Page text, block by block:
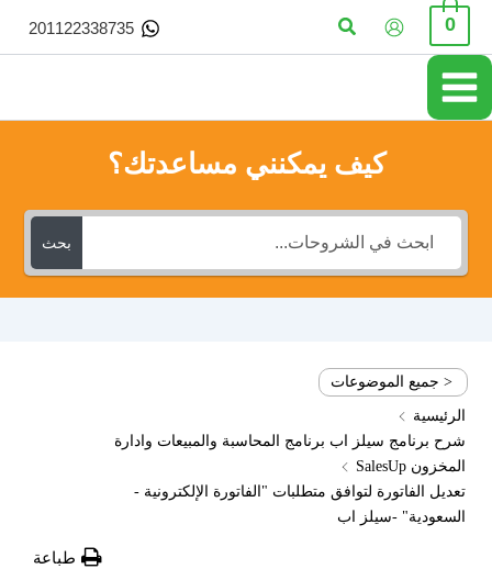
0 البحث 201122338735
كيف يمكنني مساعدتك؟
بحث
< جميع الموضوعات
الرئيسية
شرح برنامج سيلز اب برنامج المحاسبة والمبيعات وادارة
المخزون SalesUp
تعديل الفاتورة لتوافق متطلبات "الفاتورة الإلكترونية -
السعودية" -سيلز اب
طباعة